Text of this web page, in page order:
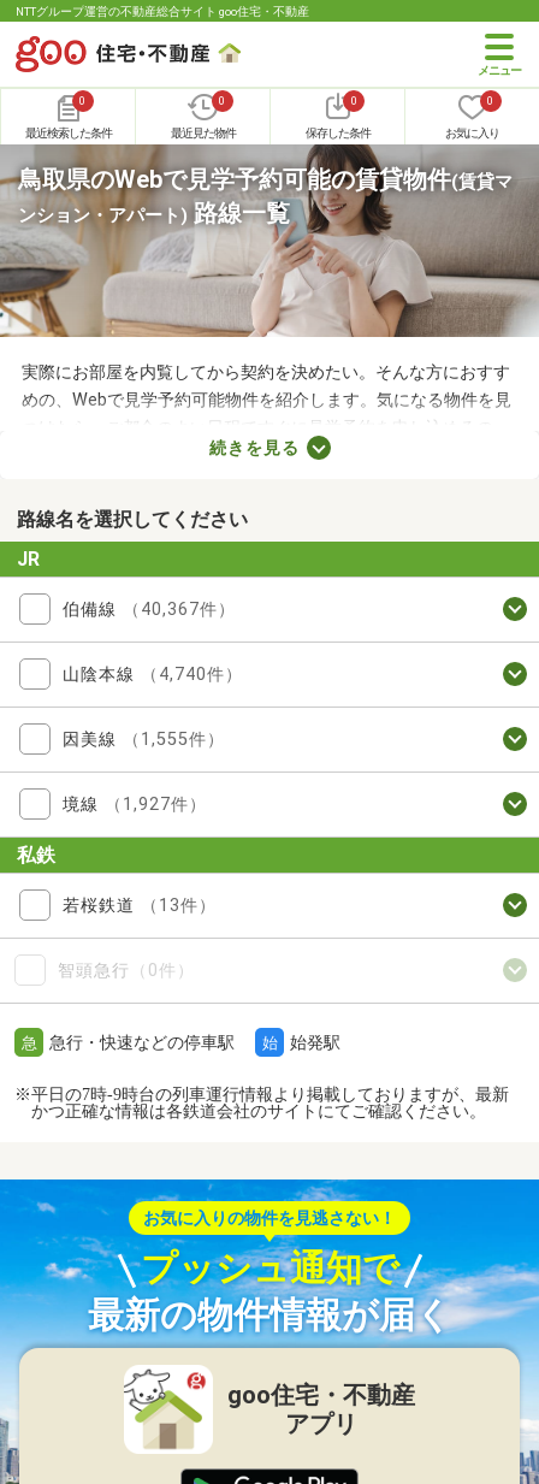
NTTグループ運営の不動産総合サイト goo住宅・不動産
0
最近検索した条件
0
最近見た物件
0
保存した条件
0
お気に入り
鳥取県のWebで見学予約可能の賃貸物件(賃貸マ
ンション・アパート) 路線一覧
実際にお部屋を内覧してから契約を決めたい。そんな方におすす
めの、Webで見学予約可能物件を紹介します。気になる物件を見
つけたら、ご都合のよい日程ですぐに見学予約を申し込めるの
で、お部屋探しもスムーズに進みますよ。複数のお部屋を実際に
続きを見る
路線名を選択してください
JR
伯備線 （40,367件）
山陰本線 （4,740件）
因美線 （1,555件）
境線 （1,927件）
私鉄
若桜鉄道 （13件）
智頭急行 （0件）
急 急行・快速などの停車駅 始 始発駅
※平日の7時-9時台の列車運行情報より掲載しておりますが、最新
かつ正確な情報は各鉄道会社のサイトにてご確認ください。
お気に入りの物件を見逃さない！
プッシュ通知で
最新の物件情報が届く
goo住宅・不動産
アプリ